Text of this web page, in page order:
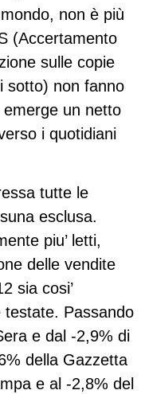
non è più
(Accertamento
sulle copie
sotto) non fanno
un netto
i quotidiani
tutte le
esclusa.
piu’ letti,
delle vendite
sia cosi’
Passando
e dal -2,9% di
della Gazzetta
e al -2,8% del